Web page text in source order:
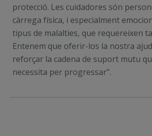
protecció. Les cuidadores són
càrrega física, i especialment
tipus de malalties, que requereixen
Entenem que oferir-los la nostra
reforçar la cadena de suport mutu
necessita per progressar”.